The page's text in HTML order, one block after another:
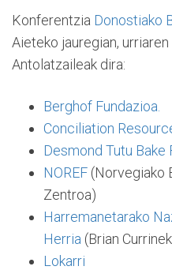
Konferentzia Donostiako
Aieteko jauregian,
Antolatzaileak dira:
Berghof Fundazioa.
Conciliation
Desmond Tutu Bake
NOREF (Norvegiako
Zentroa)
Harremanetarako
Herria (Brian
Lokarri